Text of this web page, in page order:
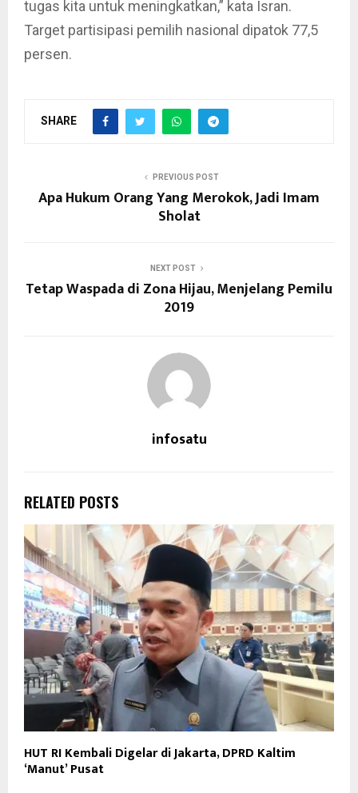
tugas kita untuk meningkatkan,” kata Isran.
Target partisipasi pemilih nasional dipatok 77,5
persen.
SHARE
PREVIOUS POST
Apa Hukum Orang Yang Merokok, Jadi Imam
Sholat
NEXT POST
Tetap Waspada di Zona Hijau, Menjelang Pemilu
2019
infosatu
RELATED POSTS
HUT RI Kembali Digelar di Jakarta, DPRD Kaltim
‘Manut’ Pusat